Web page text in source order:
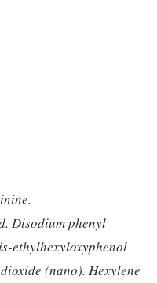
Disodium phenyl
ethylhexyloxyphenol
(nano). Hexylene